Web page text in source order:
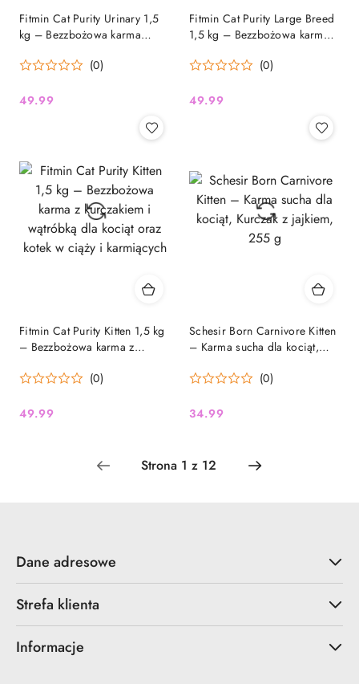
Fitmin Cat Purity Urinary 1,5
kg – Bezzbożowa karma
dorosłych kotów
(0)
Cena:
49.99
Fitmin Cat Purity Large Breed
1,5 kg – Bezzbożowa karma z
ras
(0)
Cena:
49.99
Fitmin Cat Purity Kitten 1,5 kg
– Bezzbożowa karma z
kociąt oraz kotek w ciąży i
(0)
Cena:
49.99
Schesir Born Carnivore Kitten
– Karma sucha dla kociąt,
(0)
Cena:
34.99
Dane adresowe
Strefa klienta
Informacje